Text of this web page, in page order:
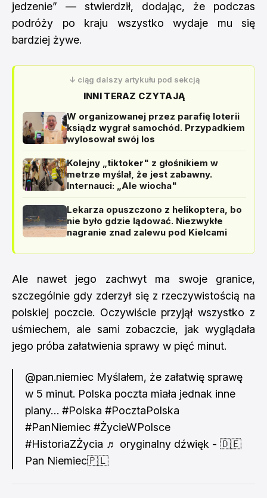
jedzenie” — stwierdził, dodając, że podczas
podróży po kraju wszystko wydaje mu się
bardziej żywe.
↓ ciąg dalszy artykułu pod sekcją
INNI TERAZ CZYTAJĄ
W organizowanej przez parafię loterii
ksiądz wygrał samochód. Przypadkiem
wylosował swój los
Kolejny „tiktoker" z głośnikiem w
metrze myślał, że jest zabawny.
Internauci: „Ale wiocha"
Lekarza opuszczono z helikoptera, bo
nie było gdzie lądować. Niezwykłe
nagranie znad zalewu pod Kielcami
Ale nawet jego zachwyt ma swoje granice,
szczególnie gdy zderzył się z rzeczywistością na
polskiej poczcie. Oczywiście przyjął wszystko z
uśmiechem, ale sami zobaczcie, jak wyglądała
jego próba załatwienia sprawy w pięć minut.
@pan.niemiec Myślałem, że załatwię sprawę
w 5 minut. Polska poczta miała jednak inne
plany… #Polska #PocztaPolska
#PanNiemiec #ŻycieWPolsce
#HistoriaZŻycia ♬ oryginalny dźwięk - 🇩🇪
Pan Niemiec🇵🇱